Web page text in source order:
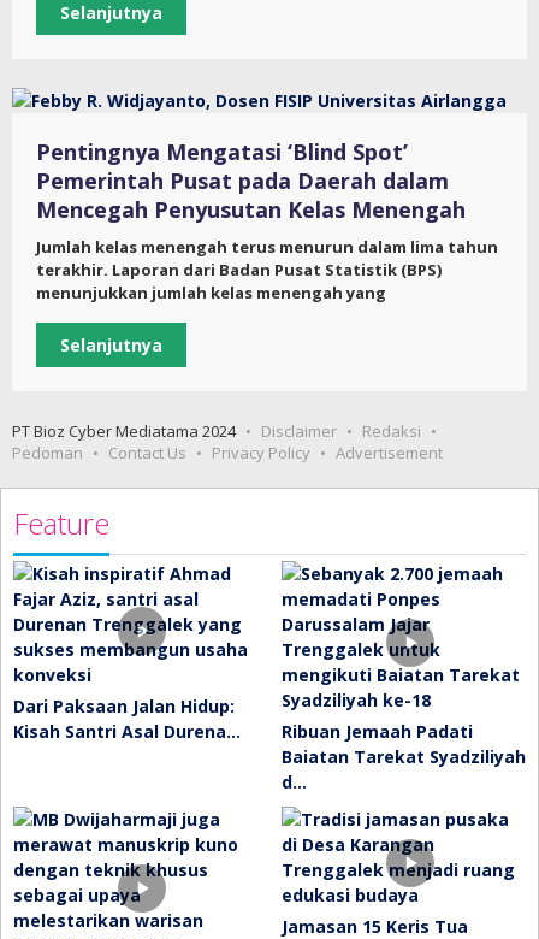
Selanjutnya
Pentingnya Mengatasi ‘Blind Spot’
Pemerintah Pusat pada Daerah dalam
Mencegah Penyusutan Kelas Menengah
Jumlah kelas menengah terus menurun dalam lima tahun
terakhir. Laporan dari Badan Pusat Statistik (BPS)
menunjukkan jumlah kelas menengah yang
Selanjutnya
PT Bioz Cyber Mediatama 2024 Disclaimer
Redaksi
Pedoman
Contact Us Privacy Policy Advertisement
Feature
Dari Paksaan Jalan Hidup:
Kisah Santri Asal Durena…
Ribuan Jemaah Padati
Baiatan Tarekat Syadziliyah
d…
Jamasan 15 Keris Tua